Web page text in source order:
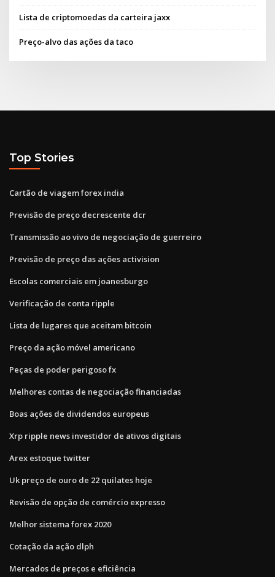
Lista de criptomoedas da carteira jaxx
Preço-alvo das ações da taco
Top Stories
Cartão de viagem forex india
Previsão de preço decrescente dcr
Transmissão ao vivo de negociação de guerreiro
Previsão de preço das ações activision
Escolas comerciais em joanesburgo
Verificação de conta ripple
Lista de lugares que aceitam bitcoin
Preço da ação móvel americano
Peças de poder perigoso fx
Melhores contas de negociação financiadas
Boas ações de dividendos europeus
Xrp ripple news investidor de ativos digitais
Arex estoque twitter
Uk preço de ouro de 22 quilates hoje
Revisão de opção de comércio expresso
Melhor sistema forex 2020
Cotação da ação dlph
Mercados de preços e eficiência